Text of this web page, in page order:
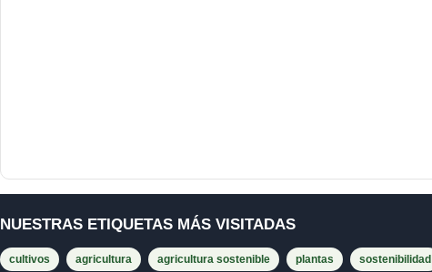
NUESTRAS ETIQUETAS MÁS VISITADAS
cultivos agricultura agricultura sostenible plantas sostenibilidad